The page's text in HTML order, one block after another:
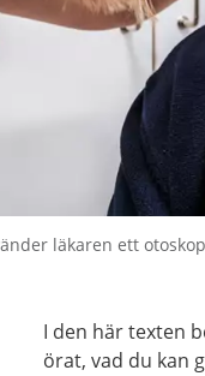
läkaren ett
I den här texten
örat, vad du kan